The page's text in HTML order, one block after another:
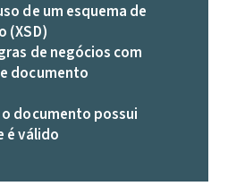
de um esquema de
(XSD)
de negócios com
documento
documento possui
é válido